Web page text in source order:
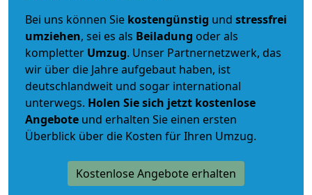
Bei uns können Sie kostengünstig und stressfrei
umziehen, sei es als Beiladung oder als
kompletter Umzug. Unser Partnernetzwerk, das
wir über die Jahre aufgebaut haben, ist
deutschlandweit und sogar international
unterwegs. Holen Sie sich jetzt kostenlose
Angebote und erhalten Sie einen ersten
Überblick über die Kosten für Ihren Umzug.
Kostenlose Angebote erhalten